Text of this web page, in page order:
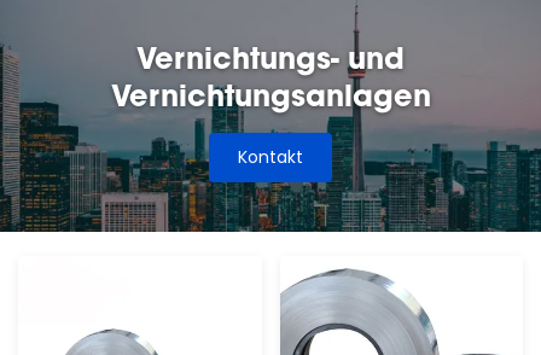
Vernichtungs- und
Vernichtungsanlagen
Kontakt